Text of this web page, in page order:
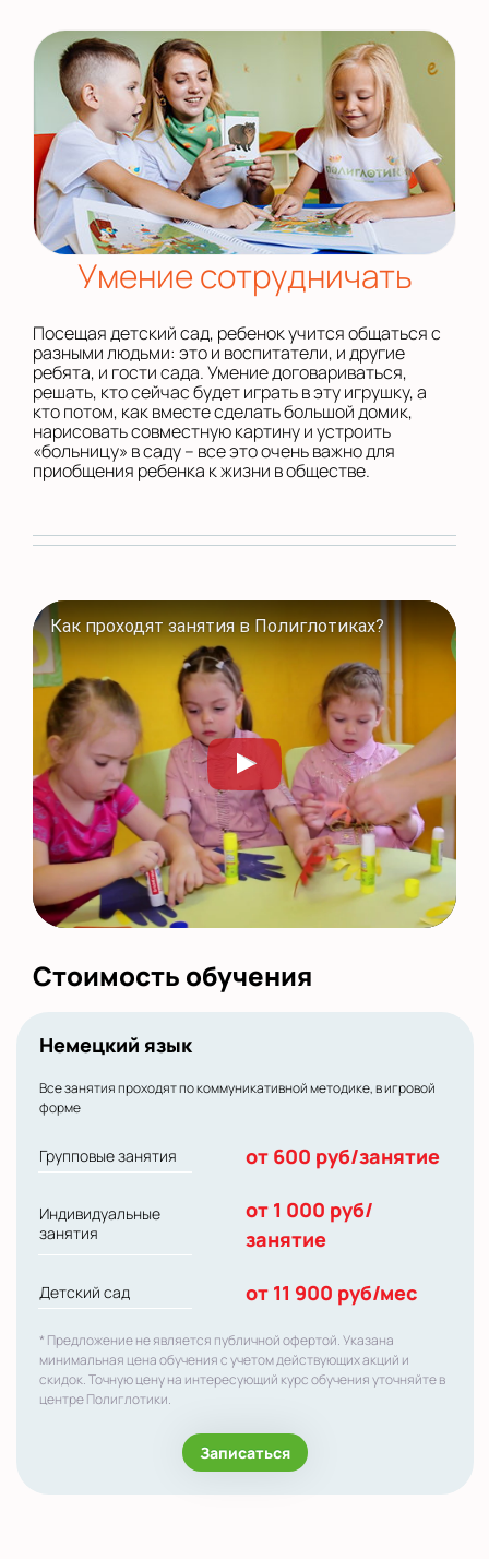
Умение сотрудничать
Посещая детский сад, ребенок учится общаться с
разными людьми: это и воспитатели, и другие
ребята, и гости сада. Умение договариваться,
решать, кто сейчас будет играть в эту игрушку, а
кто потом, как вместе сделать большой домик,
нарисовать совместную картину и устроить
«больницу» в саду – все это очень важно для
приобщения ребенка к жизни в обществе.
Как проходят занятия в Полиглотиках?
Стоимость обучения
Немецкий язык
Все занятия проходят по коммуникативной методике, в игровой
форме
Групповые занятия от 600 руб/занятие
Индивидуальные
занятия
от 1 000 руб/
занятие
Детский сад от 11 900 руб/мес
* Предложение не является публичной офертой. Указана
минимальная цена обучения с учетом действующих акций и
скидок. Точную цену на интересующий курс обучения уточняйте в
центре Полиглотики.
Записаться